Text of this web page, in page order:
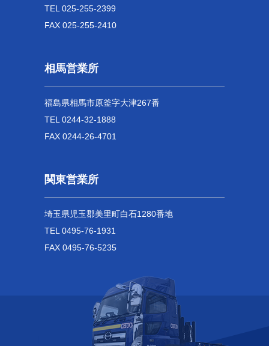
TEL 025-255-2399
FAX 025-255-2410
相馬営業所
福島県相馬市原釜字大津267番
TEL 0244-32-1888
FAX 0244-26-4701
関東営業所
埼玉県児玉郡美里町白石1280番地
TEL 0495-76-1931
FAX 0495-76-5235